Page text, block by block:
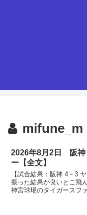
mifune_m
2026年8月2日 阪神
ー【全文】
【試合結果：阪神 4－3
振った結果が良いとこ飛
神宮球場のタイガースフ